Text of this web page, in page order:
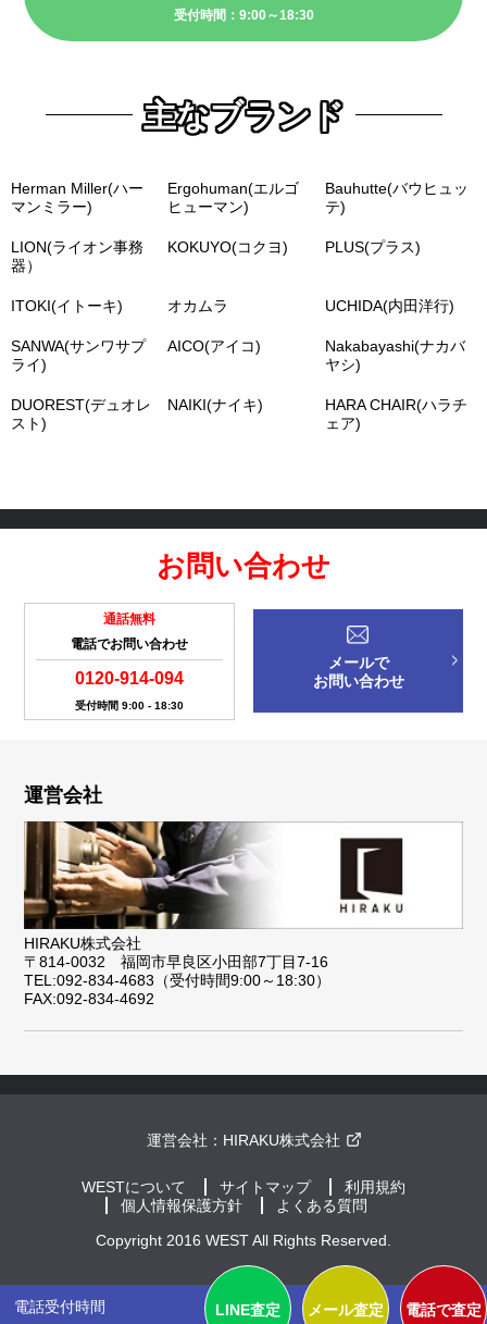
受付時間：9:00～18:30
主なブランド
Herman Miller(ハー
マンミラー)
Ergohuman(エルゴ
ヒューマン)
Bauhutte(バウヒュッ
テ)
LION(ライオン事務
器）
KOKUYO(コクヨ) PLUS(プラス)
ITOKI(イトーキ) オカムラ UCHIDA(内田洋行)
SANWA(サンワサプ
ライ)
AICO(アイコ)
Nakabayashi(ナカバ
ヤシ)
DUOREST(デュオレ
スト)
NAIKI(ナイキ)
HARA CHAIR(ハラチ
ェア)
お問い合わせ
通話無料
電話でお問い合わせ
0120-914-094
受付時間 9:00 - 18:30
メールで
お問い合わせ
運営会社
HIRAKU株式会社
〒814-0032 福岡市早良区小田部7丁目7-16
TEL:092-834-4683（受付時間9:00～18:30）
FAX:092-834-4692
運営会社： HIRAKU株式会社
WESTについて サイトマップ
利用規約
個人情報保護方針
よくある質問
Copyright 2016 WEST All Rights Reserved.
電話受付時間
電話で査定
メール査定
LINE査定